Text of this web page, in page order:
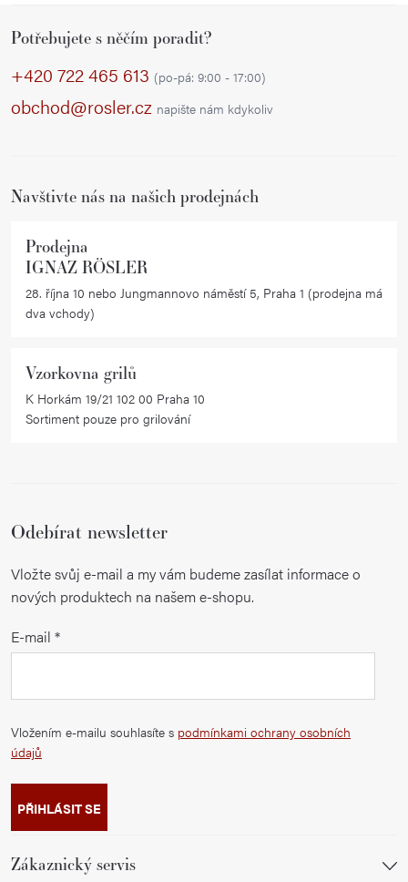
Potřebujete s něčím poradit?
+420 722 465 613 (po-pá: 9:00 - 17:00)
obchod@rosler.cz napište nám kdykoliv
Navštivte nás na našich prodejnách
Prodejna
IGNAZ RÖSLER
28. října 10 nebo Jungmannovo náměstí 5, Praha 1 (prodejna má
dva vchody)
Vzorkovna grilů
K Horkám 19/21 102 00 Praha 10
Sortiment pouze pro grilování
Odebírat newsletter
Vložte svůj e-mail a my vám budeme zasílat informace o
nových produktech na našem e-shopu.
E-mail
Vložením e-mailu souhlasíte s podmínkami ochrany osobních
údajů
PŘIHLÁSIT SE
Zákaznický servis